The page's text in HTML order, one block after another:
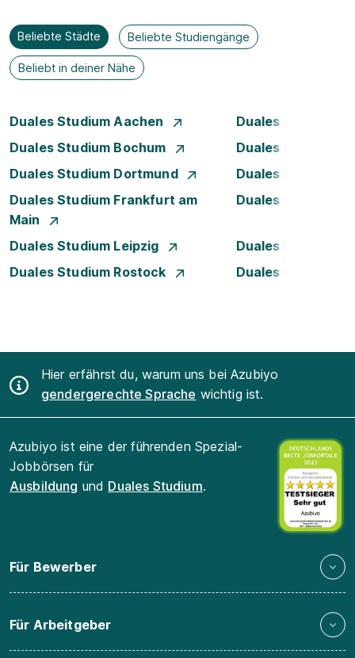
Beliebte Städte Beliebte Studiengänge
Beliebt in deiner Nähe
Duales Studium Aachen
Duales Studium
Duales Studium Bochum
Duales Studium
Duales Studium Dortmund
Duales Studium
Duales Studium Frankfurt am
Main
Duales Studium
Duales Studium Leipzig
Duales Studium
Duales Studium Rostock
Duales Studium
Hier erfährst du, warum uns bei Azubiyo
gendergerechte Sprache wichtig ist.
Azubiyo ist eine der führenden Spezial-
Jobbörsen für
Ausbildung und Duales Studium.
Für Bewerber
Für Arbeitgeber